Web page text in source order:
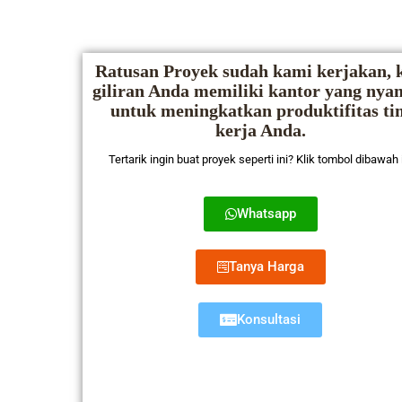
Ratusan Proyek sudah kami kerjakan,
giliran Anda memiliki kantor yang
untuk meningkatkan produktifitas
kerja Anda.
Tertarik ingin buat proyek seperti ini? Klik tombol dibawah
Whatsapp
Tanya Harga
Konsultasi